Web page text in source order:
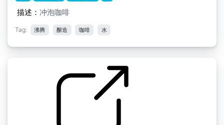
描述： 冲泡咖啡
Tag: 沸腾 酿造 咖啡 水